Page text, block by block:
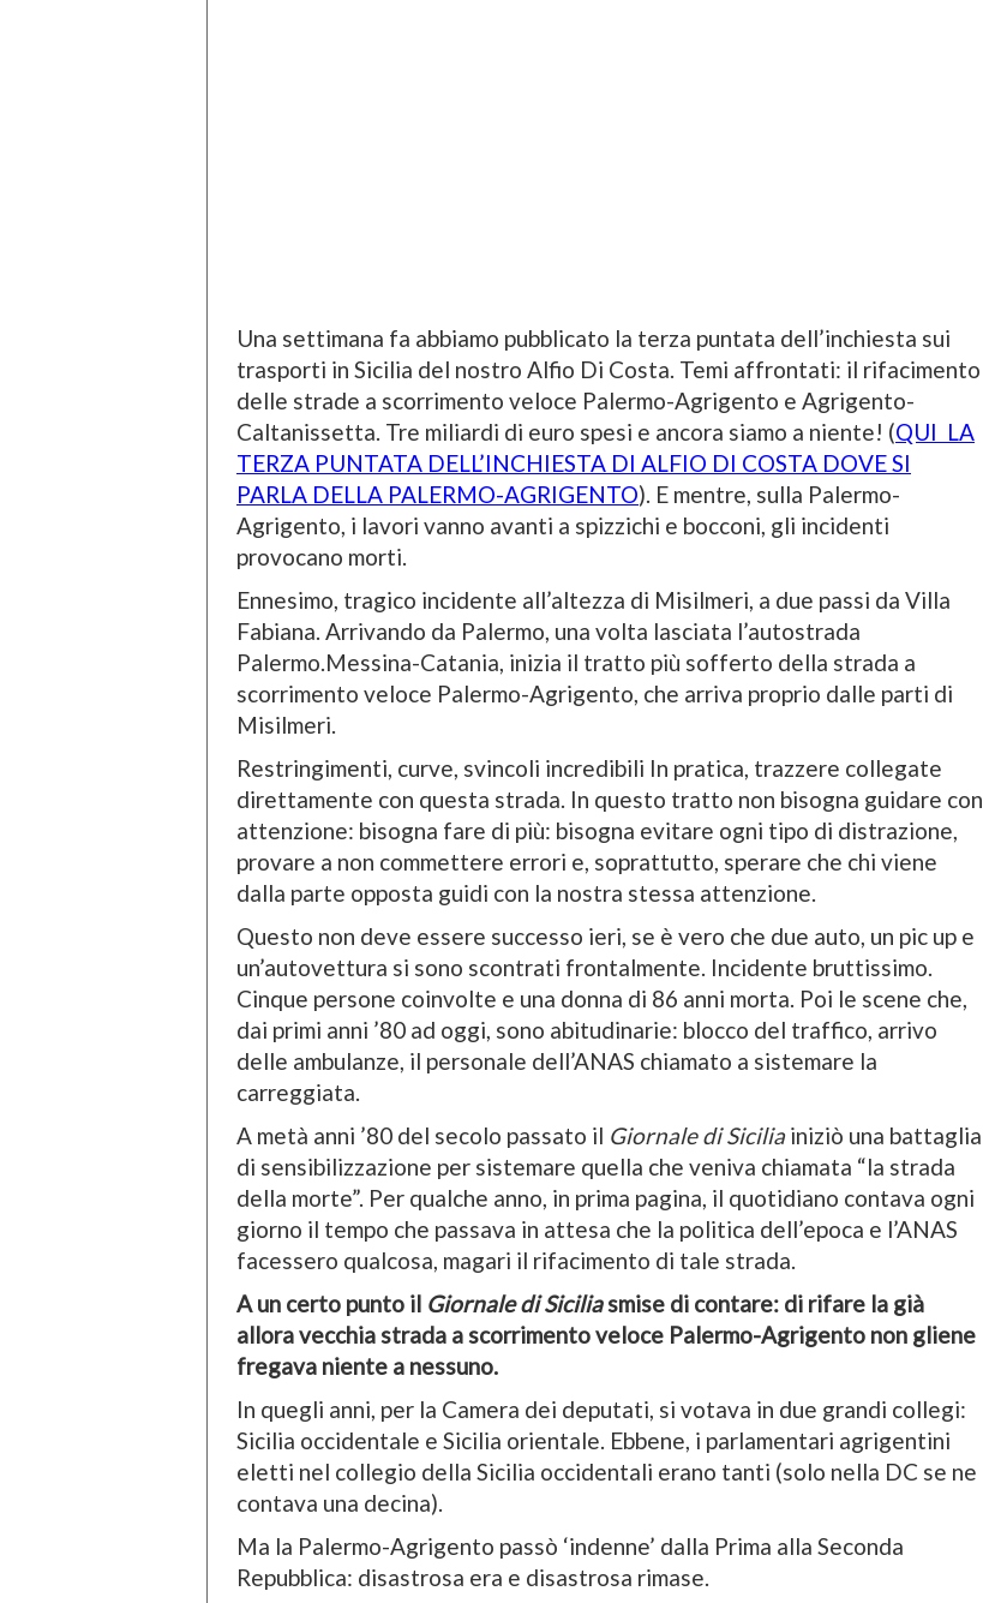
Una settimana fa abbiamo pubblicato la terza puntata dell’inchiesta sui
trasporti in Sicilia del nostro Alfio Di Costa. Temi affrontati: il rifacimento
delle strade a scorrimento veloce Palermo-Agrigento e Agrigento-
Caltanissetta. Tre miliardi di euro spesi e ancora siamo a niente! (QUI LA
TERZA PUNTATA DELL’INCHIESTA DI ALFIO DI COSTA DOVE SI
PARLA DELLA PALERMO-AGRIGENTO). E mentre, sulla Palermo-
Agrigento, i lavori vanno avanti a spizzichi e bocconi, gli incidenti
provocano morti.
Ennesimo, tragico incidente all’altezza di Misilmeri, a due passi da Villa
Fabiana. Arrivando da Palermo, una volta lasciata l’autostrada
Palermo.Messina-Catania, inizia il tratto più sofferto della strada a
scorrimento veloce Palermo-Agrigento, che arriva proprio dalle parti di
Misilmeri.
Restringimenti, curve, svincoli incredibili In pratica, trazzere collegate
direttamente con questa strada. In questo tratto non bisogna guidare con
attenzione: bisogna fare di più: bisogna evitare ogni tipo di distrazione,
provare a non commettere errori e, soprattutto, sperare che chi viene
dalla parte opposta guidi con la nostra stessa attenzione.
Questo non deve essere successo ieri, se è vero che due auto, un pic up e
un’autovettura si sono scontrati frontalmente. Incidente bruttissimo.
Cinque persone coinvolte e una donna di 86 anni morta. Poi le scene che,
dai primi anni ’80 ad oggi, sono abitudinarie: blocco del traffico, arrivo
delle ambulanze, il personale dell’ANAS chiamato a sistemare la
carreggiata.
A metà anni ’80 del secolo passato il Giornale di Siciliainiziò una battaglia
di sensibilizzazione per sistemare quella che veniva chiamata “la strada
della morte”. Per qualche anno, in prima pagina, il quotidiano contava ogni
giorno il tempo che passava in attesa che la politica dell’epoca e l’ANAS
facessero qualcosa, magari il rifacimento di tale strada.
A un certo punto il Giornale di Siciliasmise di contare: di rifare la già
allora vecchia strada a scorrimento veloce Palermo-Agrigento non gliene
fregava niente a nessuno.
In quegli anni, per la Camera dei deputati, si votava in due grandi collegi:
Sicilia occidentale e Sicilia orientale. Ebbene, i parlamentari agrigentini
eletti nel collegio della Sicilia occidentali erano tanti (solo nella DC se ne
contava una decina).
Ma la Palermo-Agrigento passò ‘indenne’ dalla Prima alla Seconda
Repubblica: disastrosa era e disastrosa rimase.